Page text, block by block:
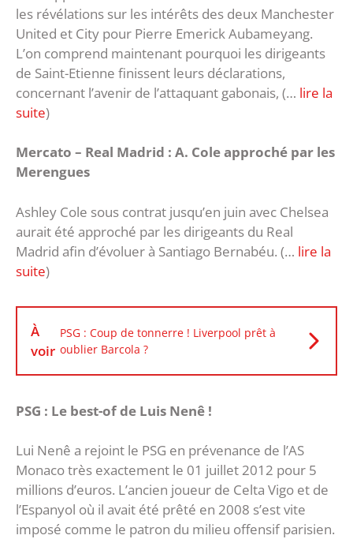
les révélations sur les intérêts des deux Manchester
United et City pour Pierre Emerick Aubameyang.
L’on comprend maintenant pourquoi les dirigeants
de Saint-Etienne finissent leurs déclarations,
concernant l’avenir de l’attaquant gabonais, (… lire la
suite)
Mercato – Real Madrid : A. Cole approché par les
Merengues
Ashley Cole sous contrat jusqu’en juin avec Chelsea
aurait été approché par les dirigeants du Real
Madrid afin d’évoluer à Santiago Bernabéu. (… lire la
suite)
À
voir
PSG : Coup de tonnerre ! Liverpool prêt à
oublier Barcola ?
PSG : Le best-of de Luis Nenê !
Lui Nenê a rejoint le PSG en prévenance de l’AS
Monaco très exactement le 01 juillet 2012 pour 5
millions d’euros. L’ancien joueur de Celta Vigo et de
l’Espanyol où il avait été prêté en 2008 s’est vite
imposé comme le patron du milieu offensif parisien.